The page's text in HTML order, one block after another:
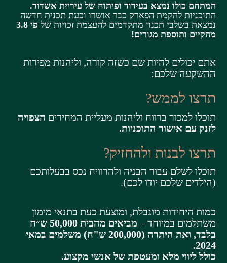
המתחם כולו נמצא בעידוד ופיתוח של עיריית אשדוד.
התוכניות להקמת הפארק כבר אושרו וכעת תכנית חדשה
נמצאת בשלבי תכנון מתקדמים להעצמת זכויות של
פי 3.8
מהקיים ותוספת מגורים!
אתם יכולים להיות שם כשזה קורה, וליהנות מפירות
ההשקעה שלכם:
תרצו לממש?
תוכלו למכור ברווח וליהנות מעליית המחירים הצפויה
לזנק עם אישור התוכניות.
תרצו לבנות ולהחזיק?
תוכלו לשלם עבור הבניה ולהרוויח נכס בבעלותכם
(הילדים שלכם יודו לכם).
כמות היחידות מוגבלת, ומוצעת כעת בתנאי מימון
משתלמים במיוחד –
מביאים מהבית 50,000 ש״ח
בלבד, ואת היתרה (200,000 ש"ח) משלמים במאי
2024.
כולל ליווי מלא ומעטפת של אנשי מקצוע.